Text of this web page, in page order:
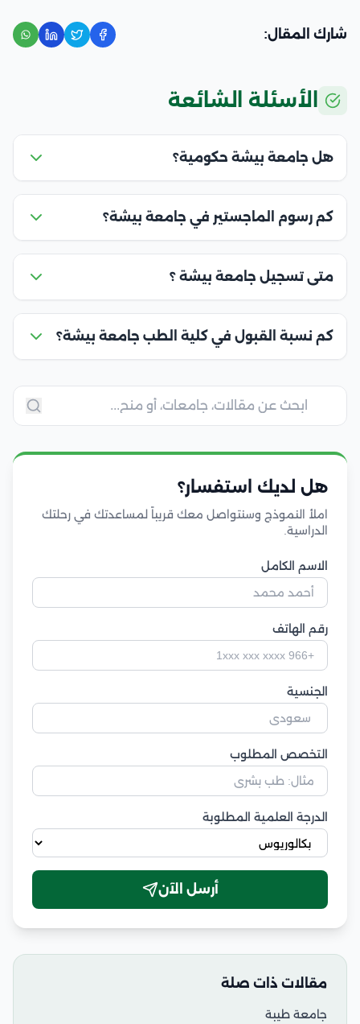
شارك المقال:
الأسئلة الشائعة
هل جامعة بيشة حكومية؟
كم رسوم الماجستير في جامعة بيشة؟
متى تسجيل جامعة بيشة ؟
كم نسبة القبول في كلية الطب جامعة بيشة؟
هل لديك استفسار؟
املأ النموذج وسنتواصل معك قريباً لمساعدتك في رحلتك
الدراسية.
الاسم الكامل
رقم الهاتف
الجنسية
التخصص المطلوب
الدرجة العلمية المطلوبة
أرسل الآن
مقالات ذات صلة
جامعة طيبة